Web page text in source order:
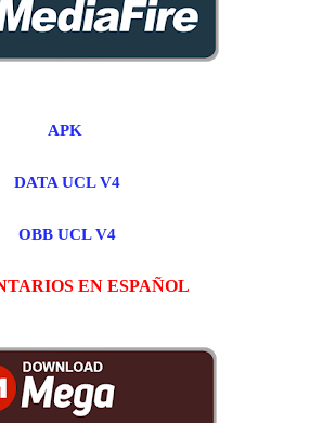
APK
DATA UCL V4
OBB UCL V4
EN ESPAÑOL